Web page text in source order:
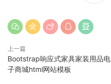
上一篇
Bootstrap响应式家具家装用品电
子商城html网站模板